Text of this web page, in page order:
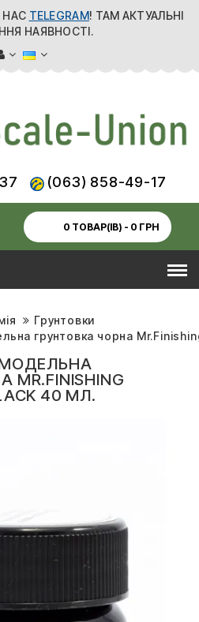
TELEGRAM! ТАМ АКТУАЛЬНІ
НАЯВНОСТІ.
(063) 858-49-17
0 ТОВАР(ІВ) - 0 ГРН
Грунтовки
грунтовка чорна
МОДЕЛЬНА
40 МЛ.